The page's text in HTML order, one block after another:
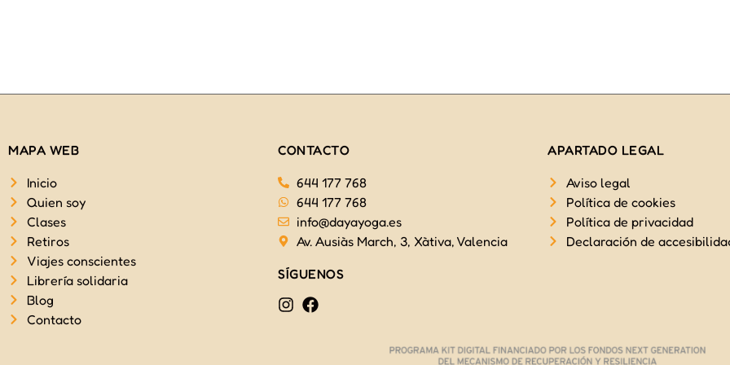
MAPA WEB
Inicio
Quien soy
Clases
Retiros
Viajes conscientes
Librería solidaria
Blog
Contacto
CONTACTO
644 177 768
644 177 768
info@dayayoga.es
Av. Ausiàs March, 3, Xàtiva, Valencia
SÍGUENOS
APARTADO LEGAL
Aviso legal
Política de cookies
Política de privacidad
Declaración de